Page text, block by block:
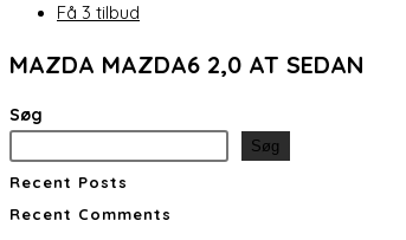
Få 3 tilbud
MAZDA MAZDA6 2,0 AT SEDAN
Søg
Søg
Recent Posts
Recent Comments